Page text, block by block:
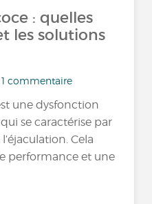
: quelles
les solutions
1 commentaire
une dysfonction
se caractérise par
Cela
performance et une